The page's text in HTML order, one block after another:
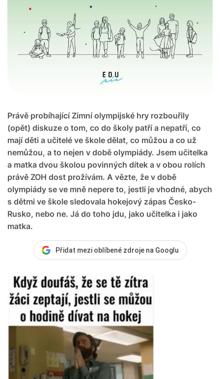
Právě probíhající Zimní olympijské hry rozbouřily
(opět) diskuze o tom, co do školy patří a nepatří, co
mají děti a učitelé ve škole dělat, co můžou a co už
nemůžou, a to nejen v době olympiády. Jsem učitelka
a matka dvou školou povinných dítek a v obou rolích
právě ZOH dost prožívám. A vězte, že v době
olympiády se ve mně nepere to, jestli je vhodné, abych
s dětmi ve škole sledovala hokejový zápas Česko-
Rusko, nebo ne. Já do toho jdu, jako učitelka i jako
matka.
Přidat mezi oblíbené zdroje na Googlu